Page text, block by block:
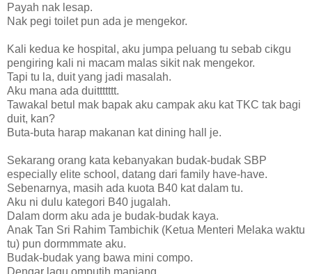
Payah nak lesap.
Nak pegi toilet pun ada je mengekor.
Kali kedua ke hospital, aku jumpa peluang tu sebab cikgu
pengiring kali ni macam malas sikit nak mengekor.
Tapi tu la, duit yang jadi masalah.
Aku mana ada duittttttt.
Tawakal betul mak bapak aku campak aku kat TKC tak bagi
duit, kan?
Buta-buta harap makanan kat dining hall je.
Sekarang orang kata kebanyakan budak-budak SBP
especially elite school, datang dari family have-have.
Sebenarnya, masih ada kuota B40 kat dalam tu.
Aku ni dulu kategori B40 jugalah.
Dalam dorm aku ada je budak-budak kaya.
Anak Tan Sri Rahim Tambichik (Ketua Menteri Melaka waktu
tu) pun dormmmate aku.
Budak-budak yang bawa mini compo.
Dengar lagu omputih manjang.